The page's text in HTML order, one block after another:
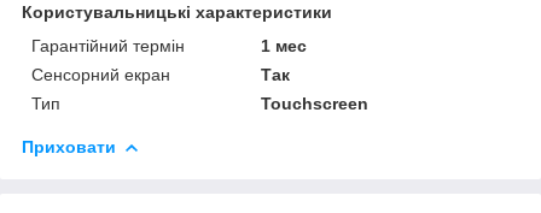
Користувальницькі характеристики
Гарантійний термін
1 мес
Сенсорний екран
Так
Тип
Touchscreen
Приховати